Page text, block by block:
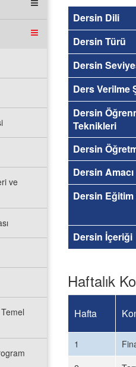
ve
Dersin Dili
Dersin Türü
Dersin
Ders Verilme
Dersin
Teknikleri
Dersin
Dersin Amacı
Dersin Eğitim
Dersin İçeriği
Haftalık
Hafta
1